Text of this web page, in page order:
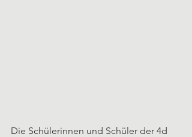
Die Schülerinnen und Schüler der 4d